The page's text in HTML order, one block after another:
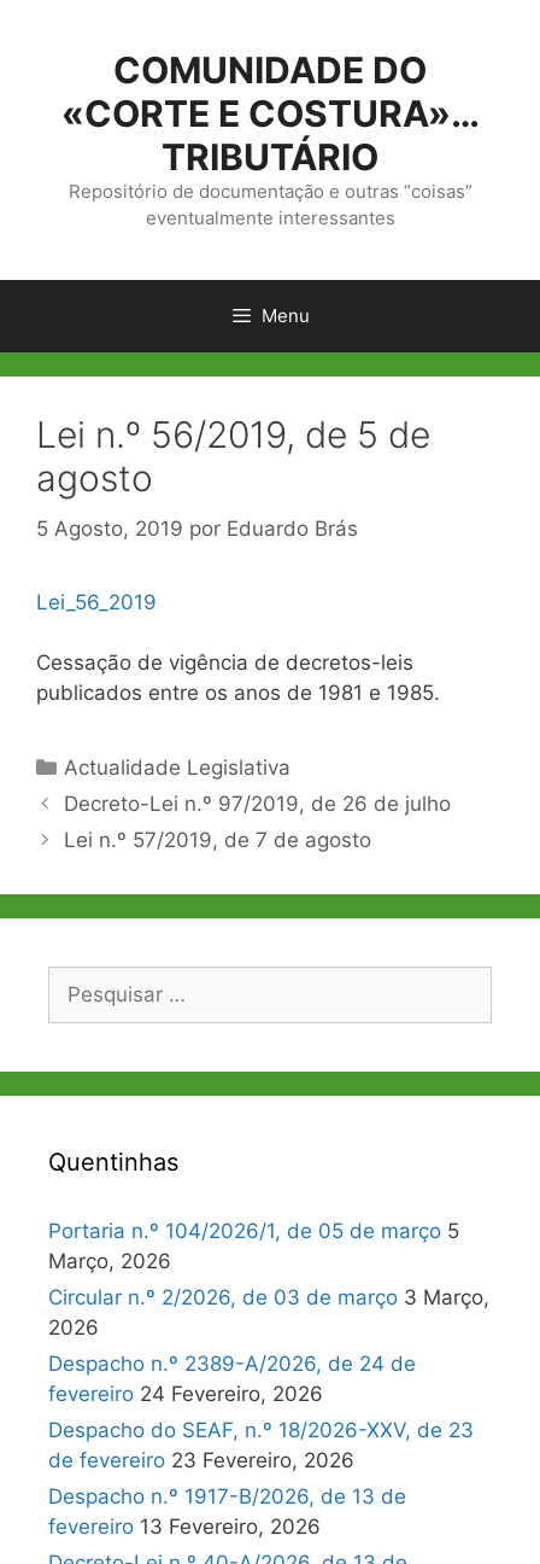
conteúdo
COMUNIDADE DO
«CORTE E COSTURA»…
TRIBUTÁRIO
Repositório de documentação e outras “coisas”
eventualmente interessantes
Menu
Lei n.º 56/2019, de 5 de
agosto
5 Agosto, 2019 por Eduardo Brás
Lei_56_2019
Cessação de vigência de decretos-leis
publicados entre os anos de 1981 e 1985.
Categorias
Actualidade Legislativa
Navegação
de
Decreto-Lei n.º 97/2019, de 26 de julho
Lei n.º 57/2019, de 7 de agosto
Pesquisar
Quentinhas
Portaria n.º 104/2026/1, de 05 de março 5
Março, 2026
Circular n.º 2/2026, de 03 de março 3 Março,
2026
Despacho n.º 2389-A/2026, de 24 de
fevereiro 24 Fevereiro, 2026
Despacho do SEAF, n.º 18/2026-XXV, de 23
de fevereiro 23 Fevereiro, 2026
Despacho n.º 1917-B/2026, de 13 de
fevereiro 13 Fevereiro, 2026